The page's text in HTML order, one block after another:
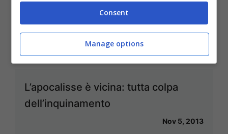
Biennale di Venezia
Nov 7, 2013
L’apocalisse è vicina: tutta colpa
dell’inquinamento
Nov 5, 2013
Consent
Manage options